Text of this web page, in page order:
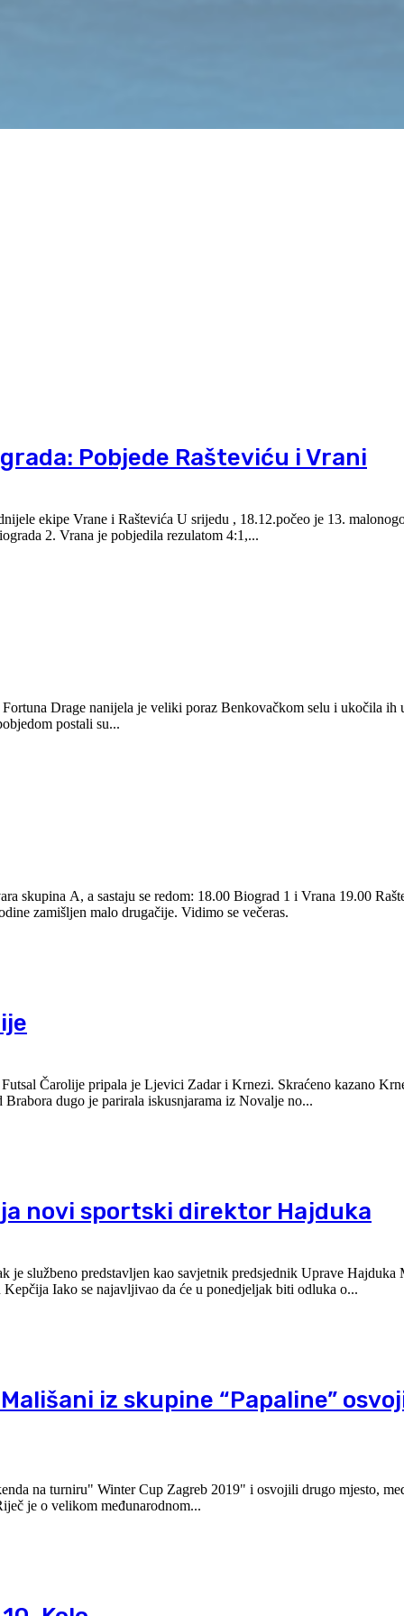
Pobjede Rašteviću i Vrani
ekipe Vrane i Raštevića U srijedu , 18.12.počeo je 13.
2. Vrana je pobjedila rezulatom 4:1,...
Drage nanijela je veliki poraz Benkovačkom selu i ukočila ih
postali su...
Biograd 1 i Vrana 19.00 Raštević i Biograd 2
Veselimo se još jednom našem tradicionalnom turniru koji je ove godine zamišljen malo drugačije. Vidimo se večeras.
Čarolije pripala je Ljevici Zadar i Krnezi. Skraćeno kazano
dugo je parirala iskusnjarama iz Novalje no...
novi sportski direktor Hajduka
je službeno predstavljen kao savjetnik predsjednik Uprave Hajduka
sportsku politiku, dok je novi sportski direktor splitskog kluba Ivan Kepčija Iako se najavljivao da će u ponedjeljak biti odluka o...
iz skupine “Papaline”
na turniru" Winter Cup Zagreb 2019" i osvojili drugo mjesto,
je o velikom međunarodnom...